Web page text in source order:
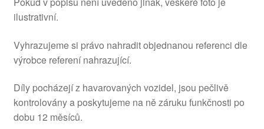
ilustrativní.
Vyhrazujeme si právo nahradit objednanou referenci dle
výrobce referení nahrazující.
Díly pocházejí z havarovaných vozidel, jsou pečlivě
kontrolovány a poskytujeme na ně záruku funkčnosti po
dobu 12 měsíců.